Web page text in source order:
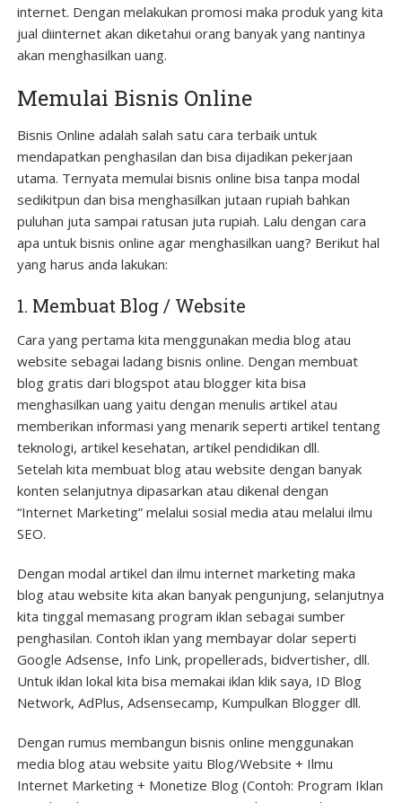
internet. Dengan melakukan promosi maka produk yang kita
jual diinternet akan diketahui orang banyak yang nantinya
akan menghasilkan uang.
Memulai Bisnis Online
Bisnis Online adalah salah satu cara terbaik untuk
mendapatkan penghasilan dan bisa dijadikan pekerjaan
utama. Ternyata memulai bisnis online bisa tanpa modal
sedikitpun dan bisa menghasilkan jutaan rupiah bahkan
puluhan juta sampai ratusan juta rupiah. Lalu dengan cara
apa untuk bisnis online agar menghasilkan uang? Berikut hal
yang harus anda lakukan:
1. Membuat Blog / Website
Cara yang pertama kita menggunakan media blog atau
website sebagai ladang bisnis online. Dengan membuat
blog gratis dari blogspot atau blogger kita bisa
menghasilkan uang yaitu dengan menulis artikel atau
memberikan informasi yang menarik seperti artikel tentang
teknologi, artikel kesehatan, artikel pendidikan dll.
Setelah kita membuat blog atau website dengan banyak
konten selanjutnya dipasarkan atau dikenal dengan
“Internet Marketing” melalui sosial media atau melalui ilmu
SEO.
Dengan modal artikel dan ilmu internet marketing maka
blog atau website kita akan banyak pengunjung, selanjutnya
kita tinggal memasang program iklan sebagai sumber
penghasilan. Contoh iklan yang membayar dolar seperti
Google Adsense, Info Link, propellerads, bidvertisher, dll.
Untuk iklan lokal kita bisa memakai iklan klik saya, ID Blog
Network, AdPlus, Adsensecamp, Kumpulkan Blogger dll.
Dengan rumus membangun bisnis online menggunakan
media blog atau website yaitu Blog/Website + Ilmu
Internet Marketing + Monetize Blog (Contoh: Program Iklan